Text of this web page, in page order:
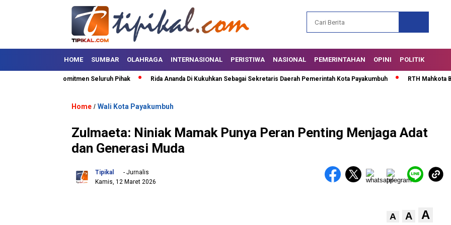
HOME SUMBAR OLAHRAGA INTERNASIONAL PERISTIWA NASIONAL PEMERINTAHAN OPINI POLITIK
Minta Komitmen Seluruh Pihak Rida Ananda Di Kukuhkan Sebagai Sekretaris Daerah Pemerintah Kota Payakumbuh RTH Mahkota
Home / Wali Kota Payakumbuh
Zulmaeta: Niniak Mamak Punya Peran Penting Menjaga Adat
dan Generasi Muda
Tipikal
- Jurnalis
Kamis, 12 Maret 2026
A A A